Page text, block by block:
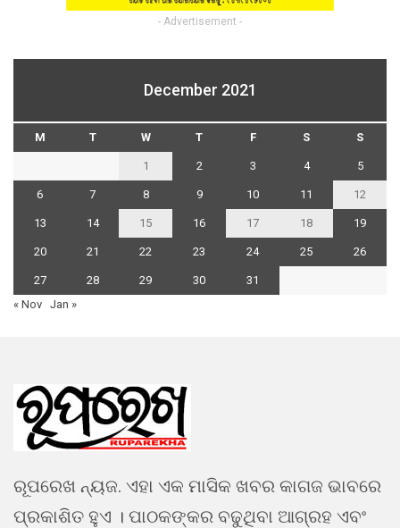
- Advertisement -
December 2021
M T W T F S S
1 2 3 4 5
6 7 8 9 10 11 12
13 14 15 16 17 18 19
20 21 22 23 24 25 26
27 28 29 30
31
« Nov Jan »
ରୂପରେଖ ନ୍ୟଜ. ଏହା ଏକ ମାସିକ ଖବର କାଗଜ ଭାବରେ
ପ୍ରକାଶିତ ହୁଏ । ପାଠକଙ୍କର ବଢୁଥିବା ଆଗ୍ରହ ଏବଂ